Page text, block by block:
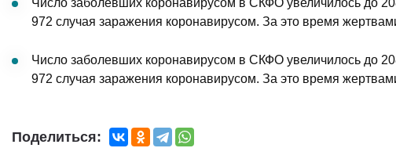
972 случая заражения коронавирусом. За это время
Число заболевших коронавирусом в СКФО увеличилось до
972 случая заражения коронавирусом. За это время
Поделиться: